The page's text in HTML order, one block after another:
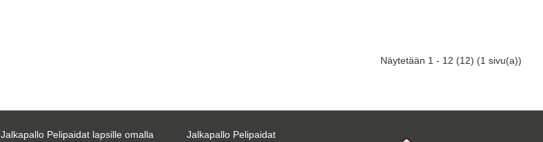
Näytetään 1 - 12 (12) (1 sivu(a))
Jalkapallo Pelipaidat lapsille omalla Jalkapallo Pelipaidat